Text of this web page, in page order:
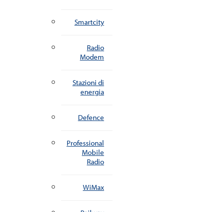
Smartcity
Radio
Modem
Stazioni di
energia
Defence
Professional
Mobile
Radio
WiMax